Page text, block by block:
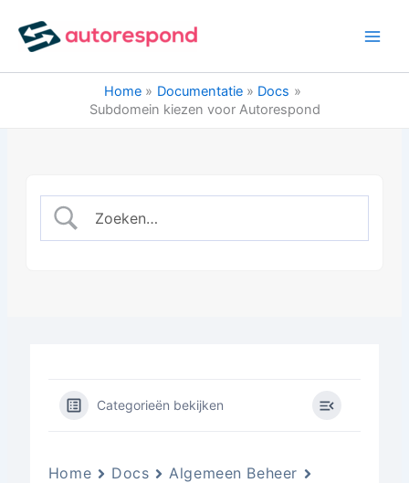
naar
inhoud
Home
Documentatie
Docs
Subdomein kiezen voor Autorespond
Categorieën bekijken
Home Docs
Algemeen Beheer